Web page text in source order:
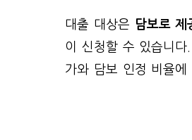
대출 대상은 담보로
이 신청할 수 있습니
가와 담보 인정 비율에